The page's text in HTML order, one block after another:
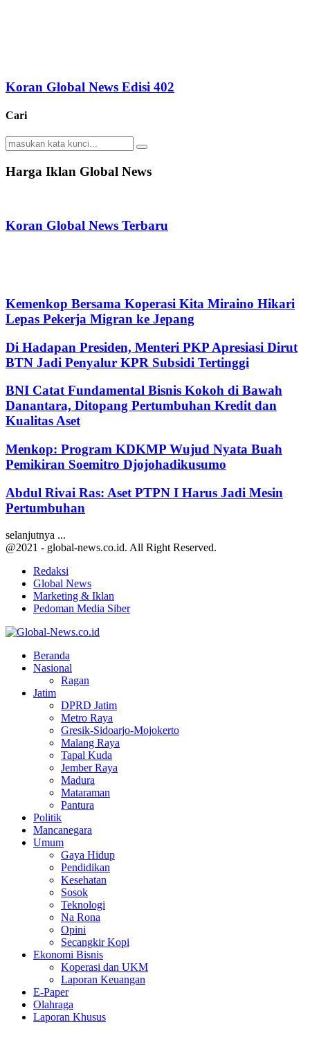
Koran Global News Edisi 402
Cari
Search
for:
Search
Harga Iklan Global News
Koran Global News Terbaru
Kemenkop Bersama Koperasi Kita Miraino Hikari
Lepas Pekerja Migran ke Jepang
Di Hadapan Presiden, Menteri PKP Apresiasi Dirut
BTN Jadi Penyalur KPR Subsidi Tertinggi
BNI Catat Fundamental Bisnis Kokoh di Bawah
Danantara, Ditopang Pertumbuhan Kredit dan
Kualitas Aset
Menkop: Program KDKMP Wujud Nyata Buah
Pemikiran Soemitro Djojohadikusumo
Abdul Rivai Ras: Aset PTPN I Harus Jadi Mesin
Pertumbuhan
selanjutnya ...
@2021 - global-news.co.id. All Right Reserved.
Redaksi
Global News
Marketing & Iklan
Pedoman Media Siber
Beranda
Nasional
Ragan
Jatim
DPRD Jatim
Metro Raya
Gresik-Sidoarjo-Mojokerto
Malang Raya
Tapal Kuda
Jember Raya
Madura
Mataraman
Pantura
Politik
Mancanegara
Umum
Gaya Hidup
Pendidikan
Kesehatan
Sosok
Teknologi
Na Rona
Opini
Secangkir Kopi
Ekonomi Bisnis
Koperasi dan UKM
Laporan Keuangan
E-Paper
Olahraga
Laporan Khusus